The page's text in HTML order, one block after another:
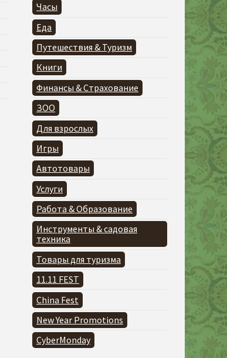
Часы
Еда
Путешествия & Туризм
Книги
Финансы & Страхование
ЗОО
Для взрослых
Игры
Автотовары
Услуги
Работа & Образование
Инструменты & садовая
техника
Товары для туризма
11.11 FEST
China Fest
New Year Promotions
CyberMonday